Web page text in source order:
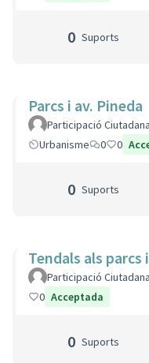
0 Suports
Parcs i av. Pineda
Participació
Urbanisme
0 0
0 Suports
Tendals als
Participació
0 Acceptada
0 Suports